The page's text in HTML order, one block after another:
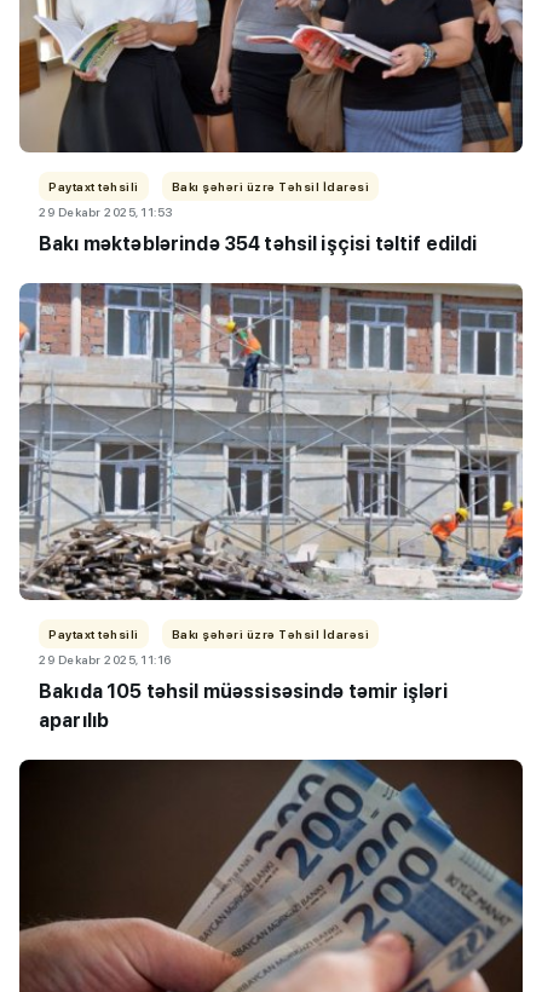
Paytaxt təhsili
Bakı şəhəri üzrə Təhsil İdarəsi
29 Dekabr 2025, 11:53
Bakı məktəblərində 354 təhsil işçisi təltif edildi
Paytaxt təhsili
Bakı şəhəri üzrə Təhsil İdarəsi
29 Dekabr 2025, 11:16
Bakıda 105 təhsil müəssisəsində təmir işləri
aparılıb